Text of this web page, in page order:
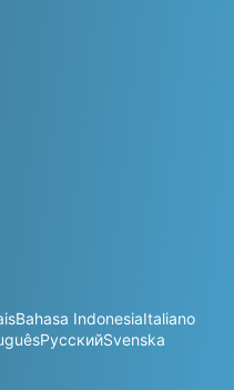
Bahasa IndonesiaItaliano
РусскийSvenska